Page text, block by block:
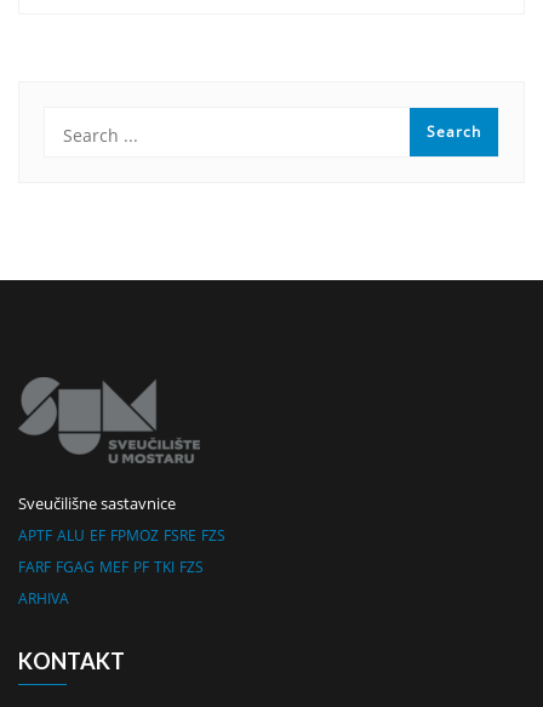
Sveučilišne sastavnice
APTF ALU EF FPMOZ FSRE FZS
FARF FGAG MEF PF TKI FZS
ARHIVA
KONTAKT